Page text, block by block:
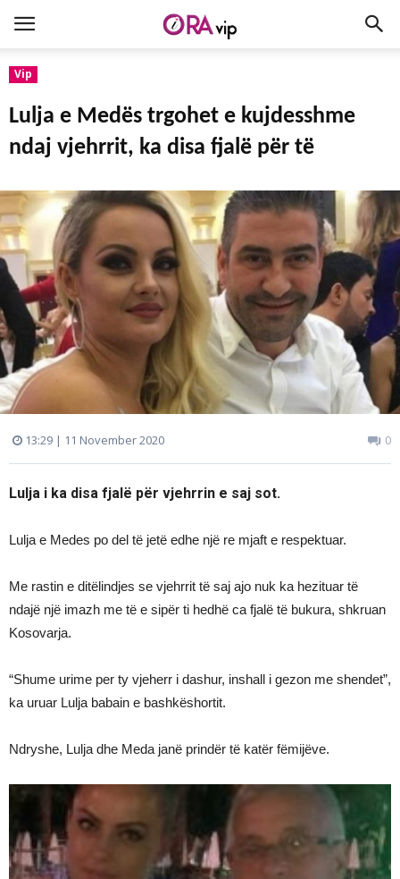
Vip
Lulja e Medës trgohet e kujdesshme
ndaj vjehrrit, ka disa fjalë për të
13:29 | 11 November 2020 0
Lulja i ka disa fjalë për vjehrrin e saj sot.
Lulja e Medes po del të jetë edhe një re mjaft e respektuar.
Me rastin e ditëlindjes se vjehrrit të saj ajo nuk ka hezituar të
ndajë një imazh me të e sipër ti hedhë ca fjalë të bukura, shkruan
Kosovarja.
“Shume urime per ty vjeherr i dashur, inshall i gezon me shendet”,
ka uruar Lulja babain e bashkëshortit.
Ndryshe, Lulja dhe Meda janë prindër të katër fëmijëve.